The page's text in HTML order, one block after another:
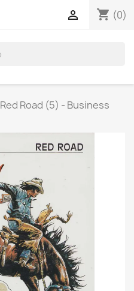
shopping_cart (0)

Red Road (5) - Business